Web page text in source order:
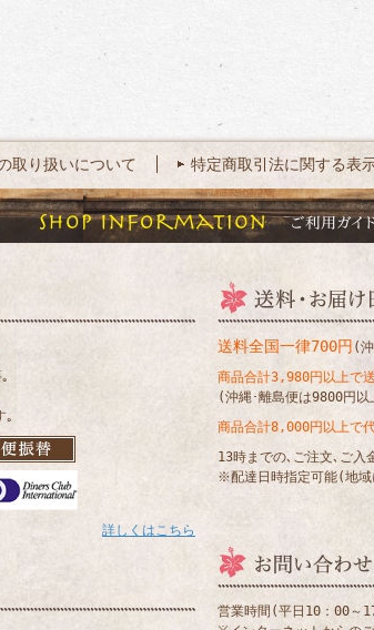
取り扱いについて 特定商取引法に関する表
｡
詳しくはこちら
送料全国一律700円 (
商品合計3,980円以上で
(沖縄･離島便は9800円以
商品合計8,000円以上で
13時までの､ご注文､ご
※配達日時指定可能(地域
営業時間(平日10：00～